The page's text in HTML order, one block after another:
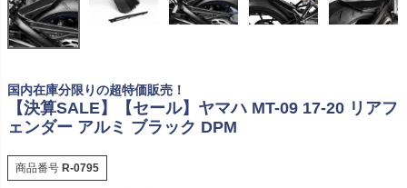
国内在庫分限りの超特価販売！
【決算SALE】【セール】ヤマハ MT-09 17-20 リアフ
ェンダー アルミ ブラック DPM
商品番号 R-0795